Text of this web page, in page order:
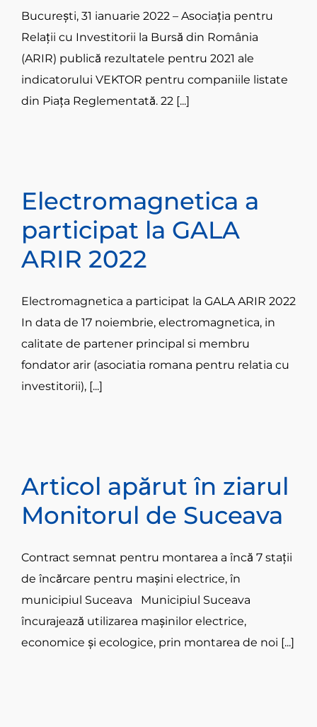
București, 31 ianuarie 2022 – Asociația pentru
Relații cu Investitorii la Bursă din România
(ARIR) publică rezultatele pentru 2021 ale
indicatorului VEKTOR pentru companiile listate
din Piața Reglementată. 22 [...]
Electromagnetica a
participat la GALA
ARIR 2022
Electromagnetica a participat la GALA ARIR 2022
In data de 17 noiembrie, electromagnetica, in
calitate de partener principal si membru
fondator arir (asociatia romana pentru relatia cu
investitorii), [...]
Articol apărut în ziarul
Monitorul de Suceava
Contract semnat pentru montarea a încă 7 stații
de încărcare pentru mașini electrice, în
municipiul Suceava Municipiul Suceava
încurajează utilizarea mașinilor electrice,
economice și ecologice, prin montarea de noi [...]